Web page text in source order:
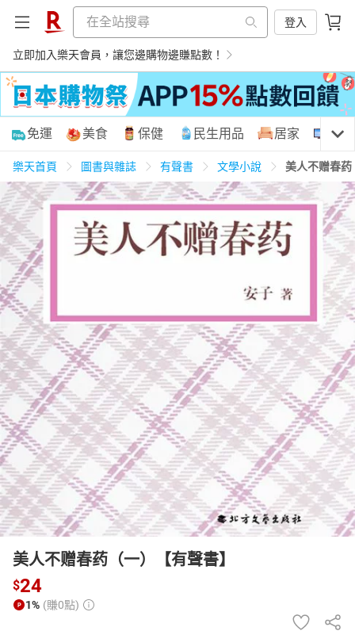
登入
立即加入樂天會員，讓您邊購物邊賺點數！
購物網分類
天天免運 美食蛋糕 養生保健 民生用品
居家生活 親子玩具
女裝 男裝 化妝保養 情趣用品
日本購物 電子/紙本書
免運 美食 保健 民生用品 居家 3C
樂天首頁 圖書與雜誌 有聲書 文學小說 美人不赠春
美人不赠春药（一）【有聲書】
$24
1% (賺0點)